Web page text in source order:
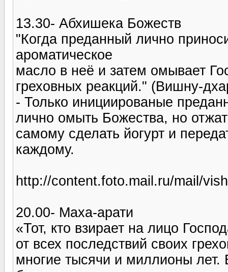
13.30- Абхишека Божеств
"Когда преданный лично
ароматическое
масло в неё и затем омывает
греховных реакций." (Вишну-
- Только инициированые
лично омыть Божества, но
самому сделать йогурт и
каждому.
http://content.foto.mail.ru/mail/
20.00- Маха-арати
«Тот, кто взирает на лицо
от всех последствий своих
многие тысячи и миллионы